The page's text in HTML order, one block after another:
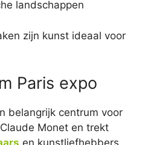
landschappen
zijn kunst ideaal voor
Paris expo
belangrijk centrum voor
Monet en trekt